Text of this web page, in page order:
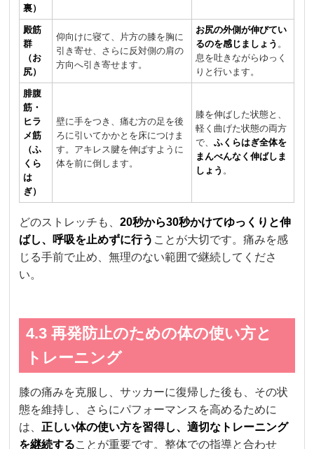
裏）
殿筋
群
（お
尻）
仰向けに寝て、片方の膝を胸に
引き寄せ、さらに反対側の肩の
方向へ引き寄せます。
お尻の外側が伸びてい
るのを感じましょう 。
息を吐きながらゆっく
りと行います。
腓腹
筋・
ヒラ
メ筋
（ふ
くら
は
ぎ）
壁に手をつき、痛む方の足を後
ろに引いてかかとを床につけま
す。アキレス腱を伸ばすように
体を前に倒します。
膝を伸ばした状態と、
軽く曲げた状態の両方
で、ふくらはぎ全体を
まんべんなく伸ばしま
しょう 。
どのストレッチも、20秒から30秒かけてゆっくりと伸
ばし、呼吸を止めずに行う ことが大切です。痛みを感
じる手前で止め、無理のない範囲で継続してくださ
い。
4.3 再発防止のための体の使い方と
トレーニング
膝の痛みを克服し、サッカーに復帰した後も、その状
態を維持し、さらにパフォーマンスを高めるために
は、 正しい体の使い方を習得し、適切なトレーニング
を継続することが重要です。整体での指導と合わせ